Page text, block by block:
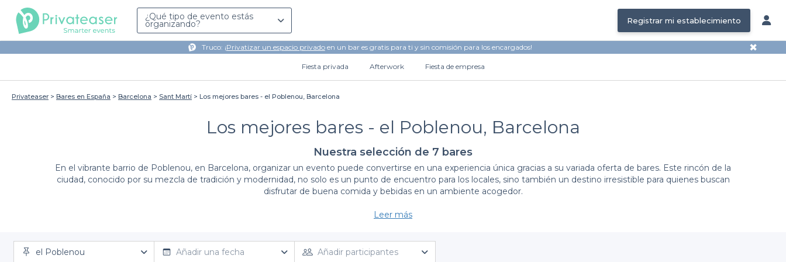
¿Qué tipo de evento estás
organizando? Registrar mi establecimiento
Truco: ¡Privatizar un espacio privadoen un bar es gratis para ti y sin comisión para los encargados! ✖
Fiesta privada Afterwork Fiesta de empresa
Privateaser Bares en España Barcelona Sant Martí Los mejores bares - el Poblenou, Barcelona
Los mejores bares - el Poblenou, Barcelona
Nuestra selección de 7 bares
En el vibrante barrio de Poblenou, en Barcelona, organizar un evento puede convertirse en una experiencia única gracias a su variada oferta de bares. Este rincón de la
ciudad, conocido por su mezcla de tradición y modernidad, no solo es un punto de encuentro para los locales, sino también un destino irresistible para quienes buscan
disfrutar de buena comida y bebidas en un ambiente acogedor.
Descubre la experiencia de reservar con Privateaser
adaptan a tus necesidades y presupuesto. Desde bares con un ambiente relajado para charlas informales hasta espacios más animados y festivos.
Leer más
el Poblenou Añadir una fecha Añadir participantes